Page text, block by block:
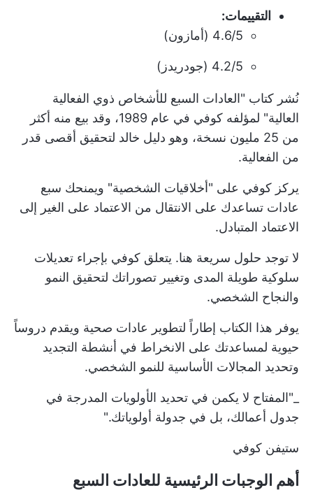
التقييمات:
4.6/5 (أمازون)
4.2/5 (جودريدز)
نُشر كتاب "العادات السبع للأشخاص ذوي الفعالية
العالية" لمؤلفه كوفي في عام 1989، وقد بيع منه أكثر
من 25 مليون نسخة، وهو دليل خالد لتحقيق أقصى قدر
من الفعالية.
يركز كوفي على "أخلاقيات الشخصية" ويمنحك سبع
عادات تساعدك على الانتقال من الاعتماد على الغير إلى
الاعتماد المتبادل.
لا توجد حلول سريعة هنا. يتعلق كوفي بإجراء تعديلات
سلوكية طويلة المدى وتغيير تصوراتك لتحقيق النمو
والنجاح الشخصي.
يوفر هذا الكتاب إطاراً لتطوير عادات صحية ويقدم دروساً
حيوية لمساعدتك على الانخراط في أنشطة التجديد
وتحديد المجالات الأساسية للنمو الشخصي.
_"المفتاح لا يكمن في تحديد الأولويات المدرجة في
جدول أعمالك، بل في جدولة أولوياتك."
ستيفن كوفي
أهم الوجبات الرئيسية للعادات السبع